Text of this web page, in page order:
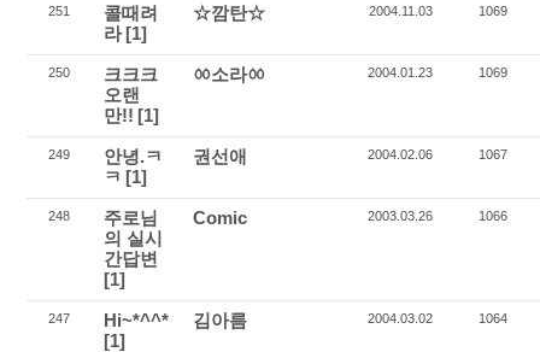
251
콜때려
라[1]
☆깜탄☆ 2004.11.03 1069
250
크크크
오랜
만!! [1]
ㆀ소라ㆀ 2004.01.23 1069
249
안녕.ㅋ
ㅋ [1]
권선애 2004.02.06 1067
248
주로님
의 실시
간답변
[1]
Comic 2003.03.26 1066
247
Hi~*^^*
[1]
김아름 2004.03.02 1064